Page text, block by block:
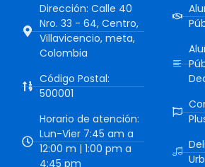
Dirección: Calle 40
Nro. 33 - 64, Centro,
Villavicencio, meta,
Colombia
Código Postal:
500001
Horario de atención:
Lun-Vier 7:45 am a
12:00 m | 1:00 pm a
4:45 pm